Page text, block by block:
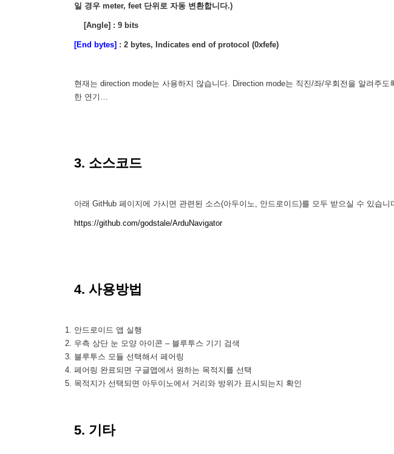
일 경우 meter, feet 단위로 자동 변환합니다.)
[Angle] : 9 bits
[End bytes] : 2 bytes, Indicates end of protocol (0xfefe)
현재는 direction mode는 사용하지 않습니다. Direction mode는 직진/좌/우회전을 알려주
한 연기…
3. 소스코드
아래 GitHub 페이지에 가시면 관련된 소스(아두이노, 안드로이드)를 모두 받으실 수 있습니
https://github.com/godstale/ArduNavigator
4. 사용방법
안드로이드 앱 실행
우측 상단 눈 모양 아이콘 – 블루투스 기기 검색
블루투스 모듈 선택해서 페어링
페어링 완료되면 구글맵에서 원하는 목적지를 선택
목적지가 선택되면 아두이노에서 거리와 방위가 표시되는지 확인
5. 기타